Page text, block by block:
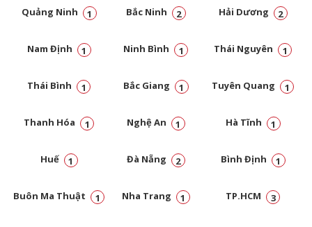
Quảng Ninh 1 Bắc Ninh 2 Hải Dương 2
Nam Định 1 Ninh Bình 1 Thái Nguyên 1
Thái Bình 1 Bắc Giang 1 Tuyên Quang 1
Thanh Hóa 1 Nghệ An 1 Hà Tĩnh 1
Huế 1 Đà Nẵng 2 Bình Định 1
Buôn Ma Thuật 1 Nha Trang 1 TP.HCM 3